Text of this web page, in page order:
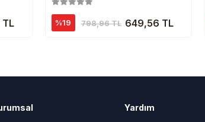
%19 798,96 TL 649,56 TL
Yardım